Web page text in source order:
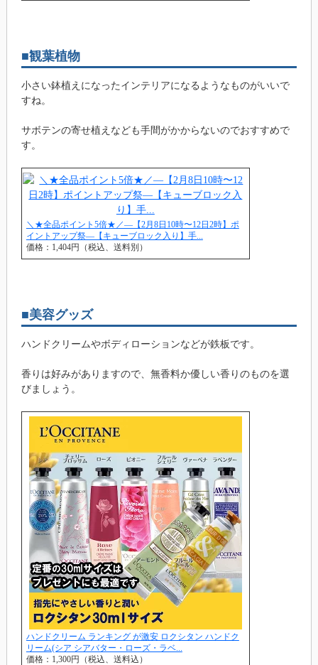
■観葉植物
小さい鉢植えになったインテリアになるようなものがいいで
すね。
サボテンの寄せ植えなども手間がかからないのでおすすめで
す。
＼★全品ポイント5倍★／—【2月8日10時〜12日2時】ポ
イントアップ祭—【キューブロック入り】手...
価格：1,404円（税込、送料別）
■美容グッズ
ハンドクリームやボディローションなどが鉄板です。
香りは好みがありますので、無香料か優しい香りのものを選
びましょう。
ハンドクリーム ランキング が激安 ロクシタン ハンドク
リーム(シア シアバター・ローズ・ラベ...
価格：1,300円（税込、送料込）